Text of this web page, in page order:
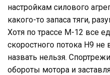
настройкам силового
какого-то запаса тяги,
Хотя по трассе М-12 все
скоростного потока Н9
назвать нельзя.
обороты мотора и